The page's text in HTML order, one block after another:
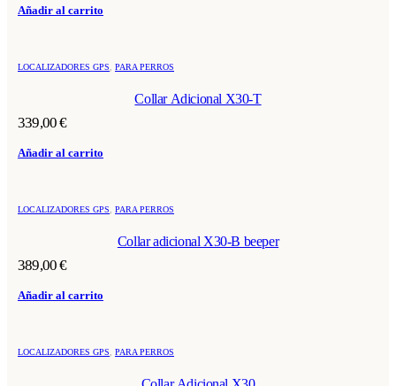
Añadir al carrito
LOCALIZADORES GPS PARA PERROS
Collar Adicional X30-T
339,00€
Añadir al carrito
LOCALIZADORES GPS PARA PERROS
Collar adicional X30-B beeper
389,00€
Añadir al carrito
LOCALIZADORES GPS PARA PERROS